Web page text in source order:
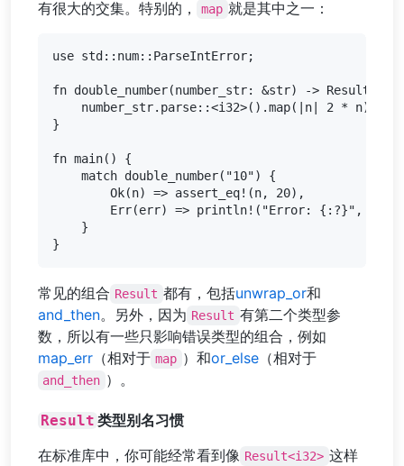
有很大的交集。特别的，
map 就是其中之一：
use std::num::ParseIntError;
fn double_number(number_str: &str) ->
    number_str.parse::<i32>().map(|n| 2 * n)
}
fn main() {
    match double_number("10") {
        Ok(n) => assert_eq!(n, 20),
Err(err) => println!("Error: {:?}",
    }
常见的组合 Result 都有，包括unwrap_or和
and_then。另外，因为 Result 有第二个类型参
数，所以有一些只影响错误类型的组合，例如
map_err （相对于 map ）和or_else（相对于
and_then ）。
Result 类型别名习惯
在标准库中，你可能经常看到像 Result<i32> 这样